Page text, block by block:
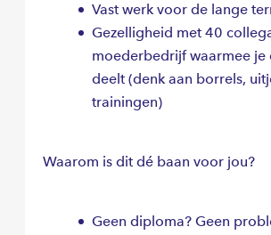
Vast werk voor de lange
Gezelligheid met 40
moederbedrijf waarmee je
deelt (denk aan borrels,
trainingen)
Waarom is dit dé baan voor jou?
Geen diploma? Geen